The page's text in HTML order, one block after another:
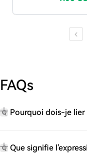
FAQs
Q Pourquoi dois-je lier
Q Que signifie